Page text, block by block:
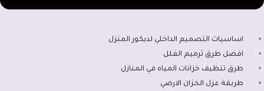
اساسيات التصميم الداخلي لديكور المنزل
افضل طرق ترميم الفلل
طرق تنظيف خزانات المياه في المنازل
طريقة عزل الخزان الارضي